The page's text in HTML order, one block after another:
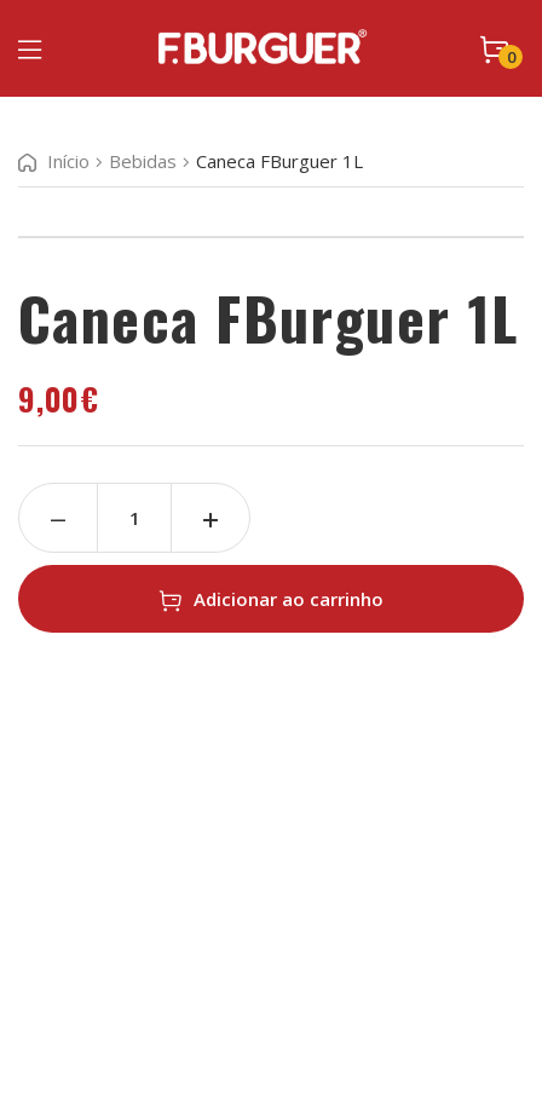
0
Início Bebidas Caneca FBurguer 1L
Caneca FBurguer 1L
9,00€
Adicionar ao carrinho